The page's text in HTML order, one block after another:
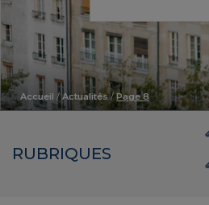
Accueil / Actualités/Page 8
RUBRIQUES